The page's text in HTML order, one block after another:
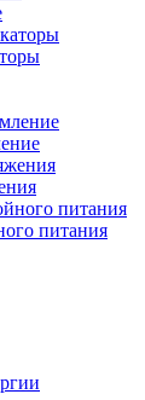
питания